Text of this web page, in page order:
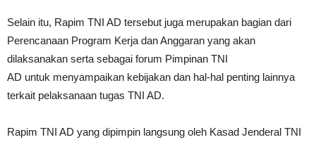
Selain itu, Rapim TNI AD tersebut juga merupakan bagian dari
Perencanaan Program Kerja dan Anggaran yang akan
dilaksanakan serta sebagai forum Pimpinan TNI
AD untuk menyampaikan kebijakan dan hal-hal penting lainnya
terkait pelaksanaan tugas TNI AD.
Rapim TNI AD yang dipimpin langsung oleh Kasad Jenderal TNI